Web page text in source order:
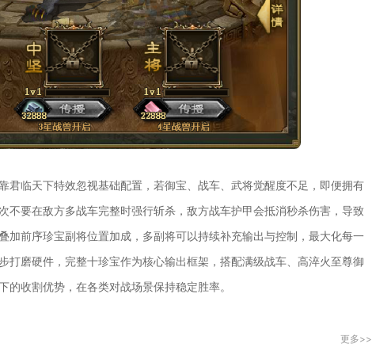
君临天下特效忽视基础配置，若御宝、战车、武将觉醒度不足，即便拥有
不要在敌方多战车完整时强行斩杀，敌方战车护甲会抵消秒杀伤害，导致
加前序珍宝副将位置加成，多副将可以持续补充输出与控制，最大化每一
打磨硬件，完整十珍宝作为核心输出框架，搭配满级战车、高淬火至尊御
收割优势，在各类对战场景保持稳定胜率。
更多>>